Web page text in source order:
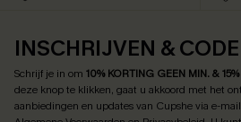
INSCHRIJVEN &
Schrijf je in om 10% KORTING GEEN MIN. &
deze knop te klikken, gaat u akkoord met het
aanbiedingen en updates van Cupshe via e-